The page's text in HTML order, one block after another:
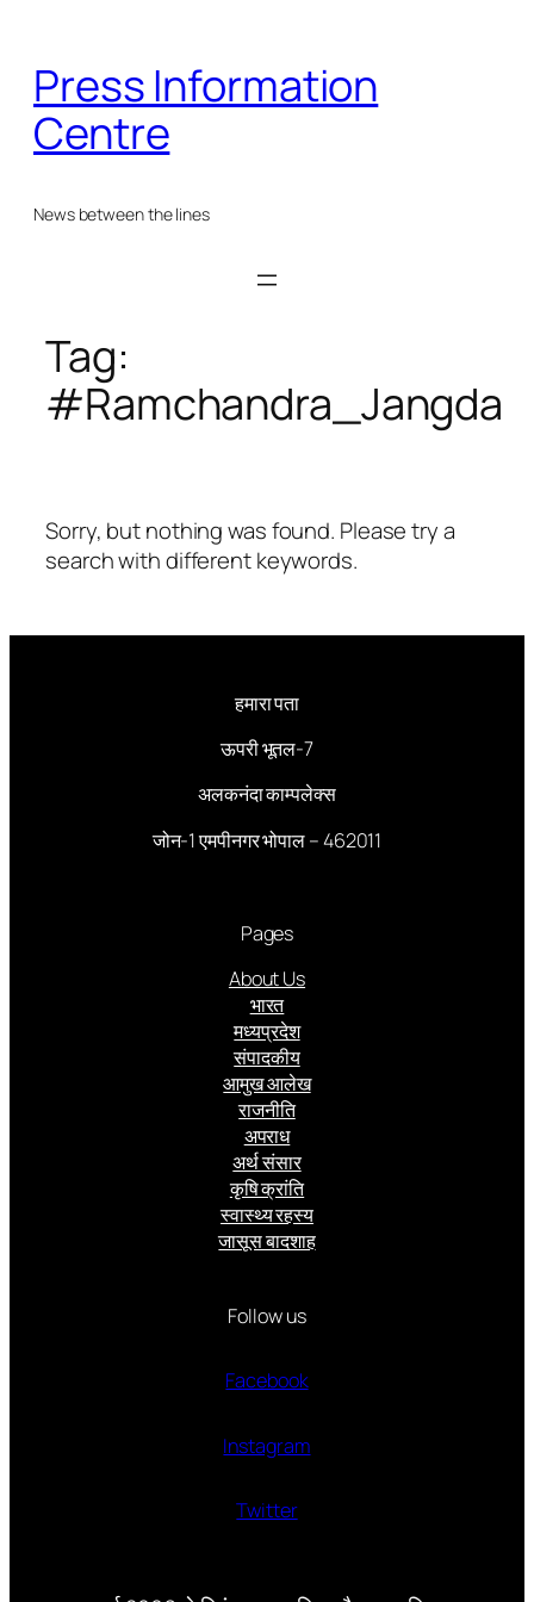
content
Press Information
Centre
News between the lines
Tag:
#Ramchandra_Jangda
Sorry, but nothing was found. Please try a
search with different keywords.
हमारा पता
ऊपरी भूतल-7
अलकनंदा काम्पलेक्स
जोन-1 एमपीनगर भोपाल – 462011
Pages
About Us
भारत
मध्यप्रदेश
संपादकीय
आमुख आलेख
राजनीति
अपराध
अर्थ संसार
कृषि क्रांति
स्वास्थ्य रहस्य
जासूस बादशाह
Follow us
Facebook
Instagram
Twitter